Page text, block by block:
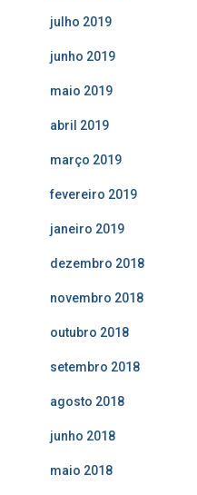
julho 2019
junho 2019
maio 2019
abril 2019
março 2019
fevereiro 2019
janeiro 2019
dezembro 2018
novembro 2018
outubro 2018
setembro 2018
agosto 2018
junho 2018
maio 2018